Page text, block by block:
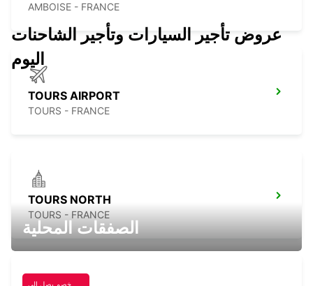
AMBOISE - FRANCE
TOURS AIRPORT
TOURS - FRANCE
TOURS NORTH
TOURS - FRANCE
عروض تأجير السيارات وتأجير الشاحنات
اليوم
الصفقات المحلية
خصم يصل إلى